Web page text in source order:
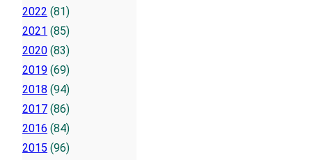
2022 (81)
2021 (85)
2020 (83)
2019 (69)
2018 (94)
2017 (86)
2016 (84)
2015 (96)